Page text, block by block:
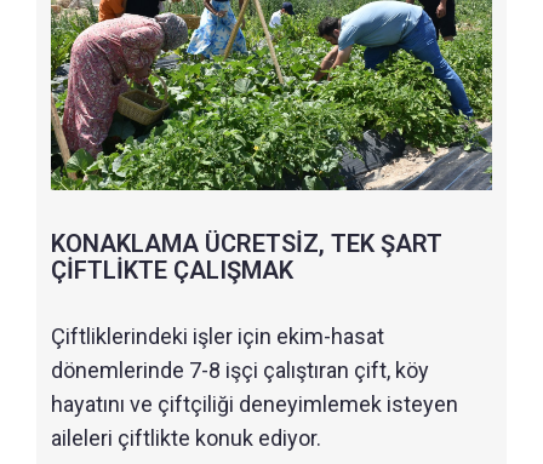
KONAKLAMA ÜCRETSİZ, TEK ŞART
ÇİFTLİKTE ÇALIŞMAK
Çiftliklerindeki işler için ekim-hasat
dönemlerinde 7-8 işçi çalıştıran çift, köy
hayatını ve çiftçiliği deneyimlemek isteyen
aileleri çiftlikte konuk ediyor.